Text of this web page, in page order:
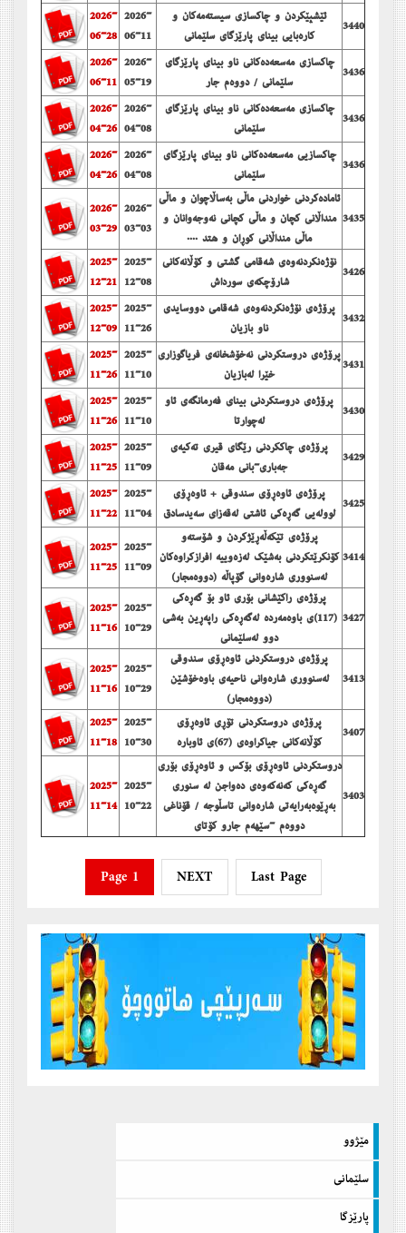
3440
ئێشپێكردن و چاكسازی سیسته‌مه‌كان و
كاره‌بایی بینای پارێزگای سلێمانی
2026-
06-11
2026-
06-28
3436
چاكسازی مه‌سعه‌ده‌كانی ناو بینای پارێزگای
سلێمانی / دووه‌م جار
2026-
05-19
2026-
06-11
3436
چاكسازی مه‌سعه‌ده‌كانی ناو بینای پارێزگای
سلێمانی
2026-
04-08
2026-
04-26
3436
چاكسازیی مەسعەدەكانی ناو بینای پارێزگای
سلێمانی
2026-
04-08
2026-
04-26
3435
ئاماده‌كردنی خواردنی ماڵی به‌ساڵاچوان و ماڵی
منداڵانی كچان و ماڵی كچانی نه‌وجه‌وانان و
ماڵی منداڵانی كوڕان و هتد ....
2026-
03-03
2026-
03-29
3426
نۆژه‌نكردنه‌وه‌ی شه‌قامی گشتی و كۆڵانه‌كانی
شارۆچكه‌ی سورداش
2025-
12-08
2025-
12-21
3432
پرۆژەی نۆژەنکردنەوەی شەقامی دووسایدی
ناو بازیان
2025-
11-26
2025-
12-09
3431
پرۆژەی دروستكردنی نەخۆشخانەی فریاگوزاری
خێرا لەبازیان
2025-
11-10
2025-
11-26
3430
پرۆژەی دروستكردنی بینای فەرمانگەی ئاو
لەچوارتا
2025-
11-10
2025-
11-26
3429
پرۆژەی چاككردنی رێگای قیری تەكیەی
جەباری-بانی مەقان
2025-
11-09
2025-
11-25
3425
پرۆژەی ئاوەڕۆی سندوقی + ئاوەڕۆی
لوولەیی گەڕەكی ئاشتی لەقەزای سەیدسادق
2025-
11-04
2025-
11-22
3414
پرۆژەی تێكەڵەڕێژكردن و شۆستەو
كۆنكرێتكردنی بەشێك لەزەوییە افرازكراوەكان
لەسنووری شارەوانی گۆپاڵە (دووەمجار)
2025-
11-09
2025-
11-25
3427
پرۆژەی راكێشانی بۆری ئاو بۆ گەڕەكی
(117)ی باوەمەردە لەگەڕەكی راپەڕین بەشی
دوو لەسلێمانی
2025-
10-29
2025-
11-16
3413
پرۆژەی دروستكردنی ئاوەڕۆی سندوقی
لەسنووری شارەوانی ناحیەی باوەخۆشێن
(دووەمجار)
2025-
10-29
2025-
11-16
3407
پرۆژەی دروستكردنی تۆڕی ئاوەڕۆی
كۆڵانەكانی جیاكراوەی (67)ی ئاوبارە
2025-
10-30
2025-
11-18
3403
دروستكردنی ئاوه‌ڕۆی بۆكس و ئاوه‌ڕۆی بۆری
گه‌ڕه‌كی كه‌نه‌كه‌وه‌ی ده‌واجن له‌ سنوری
به‌ڕێوه‌به‌رایه‌تی شاره‌وانی تاسڵوجه‌ / قۆناغی
دووه‌م -سێهه‌م جارو كۆتای
2025-
10-22
2025-
11-14
Page 1 NEXT Last Page
مێژوو
سلێمانی
پارێزگا